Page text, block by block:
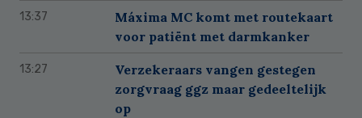
13:37
Máxima MC komt met routekaart
voor patiënt met darmkanker
13:27
Verzekeraars vangen gestegen
zorgvraag ggz maar gedeeltelijk
op